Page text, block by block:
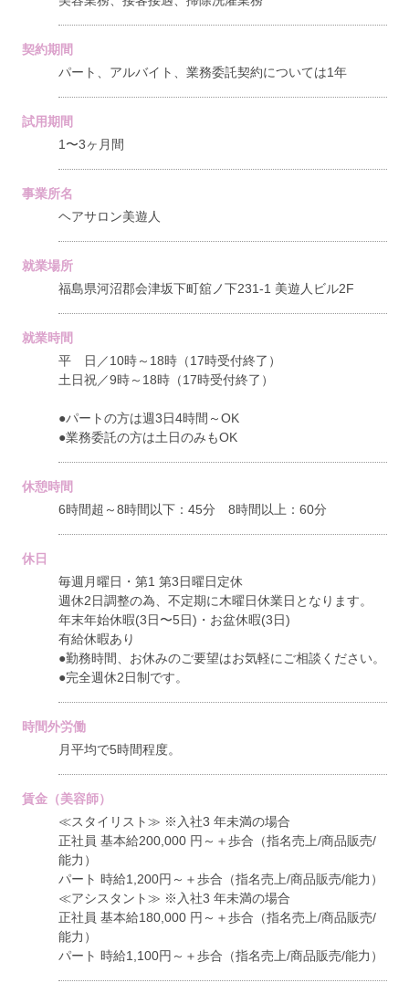
契約期間
パート、アルバイト、業務委託契約については1年
試用期間
1〜3ヶ月間
事業所名
ヘアサロン美遊人
就業場所
福島県河沼郡会津坂下町舘ノ下231-1 美遊人ビル2F
就業時間
平 日／10時～18時（17時受付終了）
土日祝／9時～18時（17時受付終了）
●パートの方は週3日4時間～OK
●業務委託の方は土日のみもOK
休憩時間
6時間超～8時間以下：45分 8時間以上：60分
休日
毎週月曜日・第1 第3日曜日定休
週休2日調整の為、不定期に木曜日休業日となります。
年末年始休暇(3日〜5日)・お盆休暇(3日)
有給休暇あり
●勤務時間、お休みのご要望はお気軽にご相談ください。
●完全週休2日制です。
時間外労働
月平均で5時間程度。
賃金（美容師）
≪スタイリスト≫ ※入社3 年未満の場合
正社員 基本給200,000 円～＋歩合（指名売上/商品販売/
能力）
パート 時給1,200円～＋歩合（指名売上/商品販売/能力）
≪アシスタント≫ ※入社3 年未満の場合
正社員 基本給180,000 円～＋歩合（指名売上/商品販売/
能力）
パート 時給1,100円～＋歩合（指名売上/商品販売/能力）